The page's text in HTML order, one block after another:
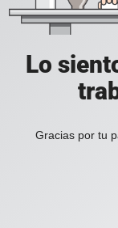
Lo
Gracias por tu